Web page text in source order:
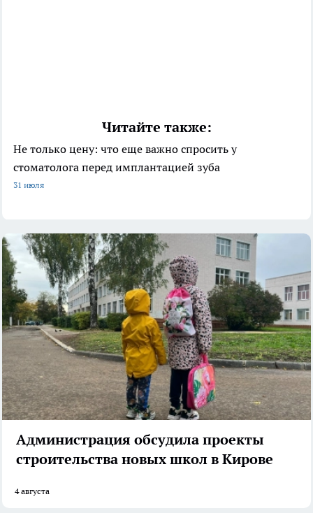
Читайте также:
Не только цену: что еще важно спросить у
стоматолога перед имплантацией зуба
31 июля
Администрация обсудила проекты
строительства новых школ в Кирове
4 августа